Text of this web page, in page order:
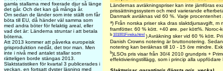
gamla stallarna med fixerade djur så länge
det går. Och det kan gå många år.
Om sedan de länder som inte ställt om får
böta till EU, då händer väl samma som
med andra böter för felaktig areal, eller
vad det är: Länderna struntar i att betala
böterna.
Att 2013 kommer att påverka europeisk
grisproduktion nedåt, det tror man. Men
inte i nivå med antalet stallar som
rätteligen borde stängas 2013.
Slaktstatistiken för kvartal 3 publicerades i
veckan, en fortsatt dyster läsning med
Ländernas avräkningspriser kan inte jämföras
prissättningssystem och med varierande
Danmark avräknas vid 60 %. Varje
a) Från norska priser ska dras slaktdjursavgift, m
framfötter. 60 % kött. +40 øre. per kött%. Noroc-
b 101001Finska.html ) Avräkning sker vid 60 % kött.
Danish Crowns notering är bruttonotering.
notering kan beräknas till 10 - 15 öre mindre.
b)LSOs pris visar från 30/4 2010 grundpris +
effektivieringstillägg, som i princip alla uppfödare